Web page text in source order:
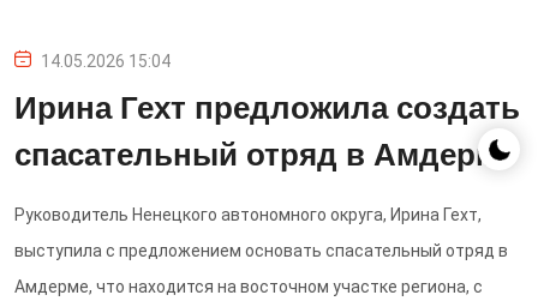
14.05.2026 15:04
Ирина Гехт предложила создать
спасательный отряд в Амдерме
Руководитель Ненецкого автономного округа, Ирина Гехт,
выступила с предложением основать спасательный отряд в
Амдерме, что находится на восточном участке региона, с